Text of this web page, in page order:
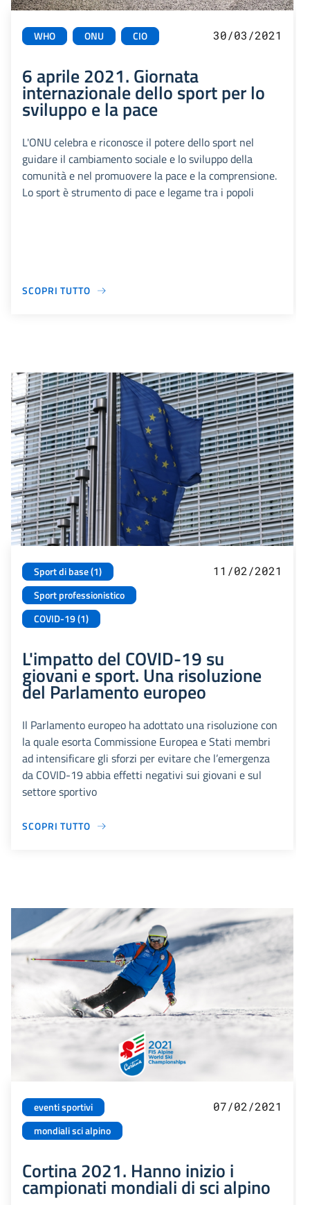
WHO ONU CIO 30/03/2021
6 aprile 2021. Giornata
internazionale dello sport per lo
sviluppo e la pace
L'ONU celebra e riconosce il potere dello sport nel
guidare il cambiamento sociale e lo sviluppo della
comunità e nel promuovere la pace e la comprensione.
Lo sport è strumento di pace e legame tra i popoli
SCOPRI TUTTO
Sport di base (1)
Sport professionistico
COVID-19 (1)
11/02/2021
L'impatto del COVID-19 su
giovani e sport. Una risoluzione
del Parlamento europeo
Il Parlamento europeo ha adottato una risoluzione con
la quale esorta Commissione Europea e Stati membri
ad intensificare gli sforzi per evitare che l’emergenza
da COVID-19 abbia effetti negativi sui giovani e sul
settore sportivo
SCOPRI TUTTO
eventi sportivi
mondiali sci alpino
07/02/2021
Cortina 2021. Hanno inizio i
campionati mondiali di sci alpino